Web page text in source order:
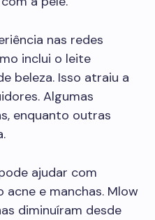
nas redes
inclui o leite
beleza. Isso atraiu a
Algumas
enquanto outras
ajudar com
e manchas. Mlow
diminuíram desde